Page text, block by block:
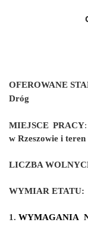
OFEROWANE
Dróg
MIEJSCE PRACY:
w Rzeszowie i
LICZBA
WYMIAR ETATU:
1. WYMAGANIA